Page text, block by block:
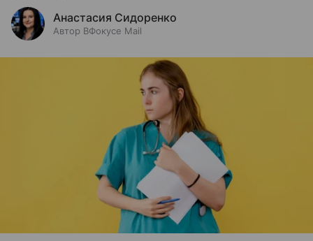
Анастасия Сидоренко
Автор ВФокусе Mail